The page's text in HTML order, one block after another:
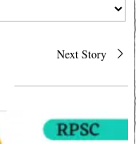
Next Story